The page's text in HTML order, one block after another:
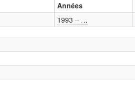
Années
1993 – …